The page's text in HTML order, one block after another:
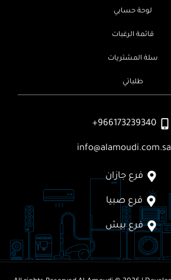
لوحة حسابي
قائمة الرغبات
سلة المشتريات
طلباتي
966173239340+
info@alamoudi.com.sa
فرع جازان
فرع صبيا
فرع بيش